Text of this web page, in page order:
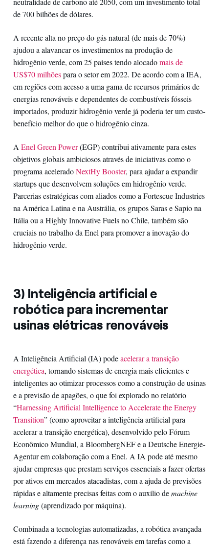
de 700 bilhões de dólares.
A recente alta no preço do gás natural (de mais de 70%)
ajudou a alavancar os investimentos na produção de
hidrogênio verde, com 25 países tendo alocadomais de
US$70 milhõespara o setor em 2022. De acordo com a IEA,
em regiões com acesso a uma gama de recursos primários de
energias renováveis e dependentes de combustíveis fósseis
importados, produzir hidrogênio verde já poderia ter um custo-
benefício melhor do que o hidrogênio cinza.
AEnel Green Power(EGP) contribui ativamente para estes
objetivos globais ambiciosos através de iniciativas como o
programa aceleradoNextHy Booster, para ajudar a expandir
startups que desenvolvem soluções em hidrogênio verde.
Parcerias estratégicas com aliados como a Fortescue Industries
na América Latina e na Austrália, os grupos Saras e Sapio na
Itália ou a Highly Innovative Fuels no Chile, também são
cruciais no trabalho da Enel para promover a inovação do
hidrogênio verde.
3) Inteligência artificial e
robótica para incrementar
usinas elétricas renováveis
A Inteligência Artificial (IA) podeacelerar a transição
energética, tornando sistemas de energia mais eficientes e
inteligentes ao otimizar processos como a construção de usinas
e a previsão de apagões, o que foi explorado no relatório
“Harnessing Artificial Intelligence to Accelerate the Energy
Transition” (como aproveitar a inteligência artificial para
acelerar a transição energética), desenvolvido pelo Fórum
Econômico Mundial, a BloombergNEF e a Deutsche Energie-
Agentur em colaboração com a Enel. A IA pode até mesmo
ajudar empresas que prestam serviços essenciais a fazer ofertas
por ativos em mercados atacadistas, com a ajuda de previsões
rápidas e altamente precisas feitas com o auxílio demachine
learning(aprendizado por máquina).
Combinada a tecnologias automatizadas, a robótica avançada
está fazendo a diferença nas renováveis em tarefas como a